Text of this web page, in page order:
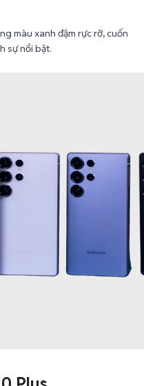
màu xanh đậm rực rỡ, cuốn
sự nổi bật.